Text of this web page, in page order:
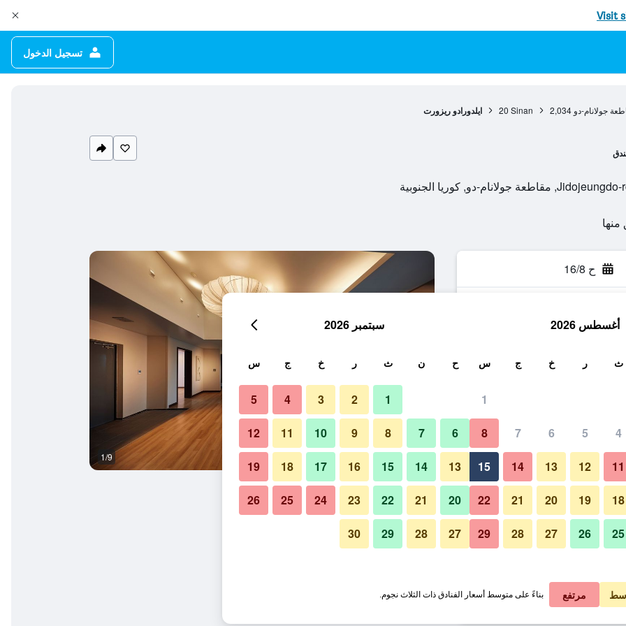
Visit
تسجيل الدخول
جولانام-دو 2,034
Sinan
20 ايلدورادو ريزورت
ح 16/8
في الليلة
﷼ عرض الصفقة
﷼ عرض الصفقة
غرفة معيشة 1/9
صور لـ ايلدورادو ريزورت
أغسطس 2026
ث ر خ ج س
1
4
5
6
7
8
11
12
13
14
15
18
19
20
21
22
25
26
27
28
29
سبتمبر 2026
ح ن ث ر خ ج س
1
2
3
4
5
6
7
8
9
10
11
12
13
14
15
16
17
18
19
20
21
22
23
24
25
26
27
28
29
30
مرتفع بناءً على متوسط أسعار الفنادق ذات الثلاث نجوم.